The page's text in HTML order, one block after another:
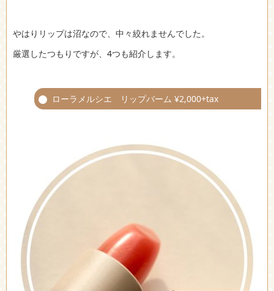
やはりリップは沼なので、中々絞れませんでした。
厳選したつもりですが、4つも紹介します。
ローラメルシエ リップバーム ¥2,000+tax